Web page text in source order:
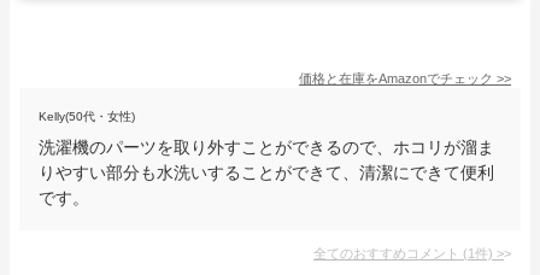
価格と在庫をAmazonでチェック >>
Kelly(50代・女性)
洗濯機のパーツを取り外すことができるので、ホコリが溜ま
りやすい部分も水洗いすることができて、清潔にできて便利
です。
全てのおすすめコメント (1件) >